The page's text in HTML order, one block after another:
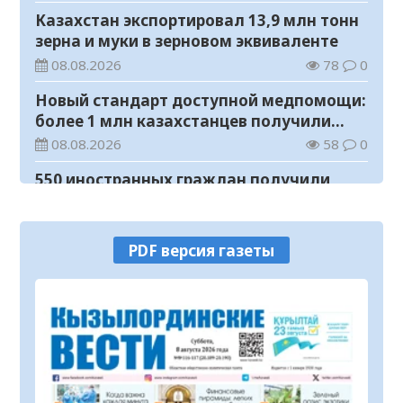
Казахстан экспортировал 13,9 млн тонн
зерна и муки в зерновом эквиваленте
08.08.2026 78 0
Новый стандарт доступной медпомощи:
более 1 млн казахстанцев получили
телемедицинские услуги
08.08.2026 58 0
550 иностранных граждан получили
Казахстане
08.08.2026 90 0
Министерство просвещения определило
сроки обучения и каникул на 2026-2027
учебный год
08.08.2026
Прогноз погоды на 8 августа
08.08.2026 67
У граждан высокие ожидания от
PDF версия газеты